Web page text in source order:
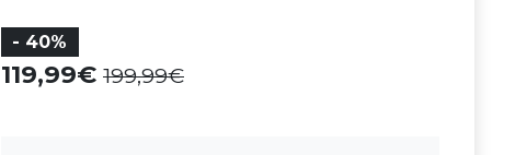
- 40%
119,99 199,99